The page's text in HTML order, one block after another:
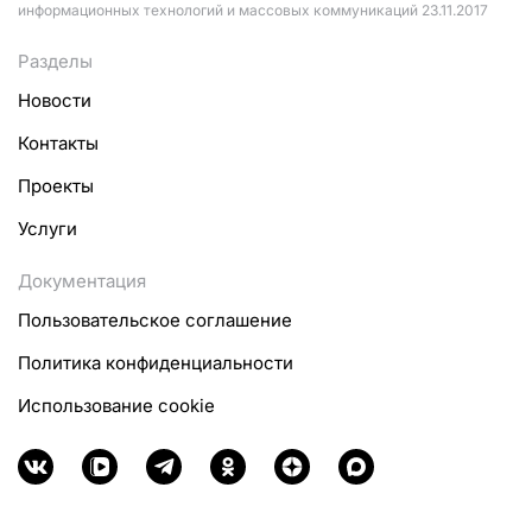
информационных технологий и массовых коммуникаций 23.11.2017
Разделы
Новости
Контакты
Проекты
Услуги
Документация
Пользовательское соглашение
Политика конфиденциальности
Использование cookie